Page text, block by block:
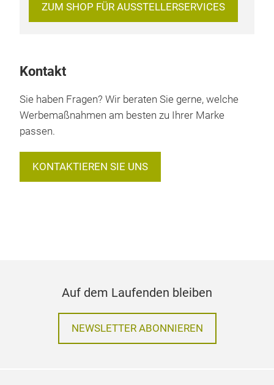
ZUM SHOP FÜR AUSSTELLERSERVICES
Kontakt
Sie haben Fragen? Wir beraten Sie gerne, welche
Werbemaßnahmen am besten zu Ihrer Marke
passen.
KONTAKTIEREN SIE UNS
Auf dem Laufenden bleiben
NEWSLETTER ABONNIEREN